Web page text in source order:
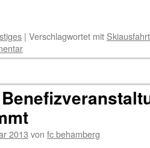
| Verschlagwortet mit Skiausfahrt
2013 von fc behamberg